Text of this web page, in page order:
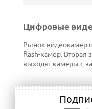
Цифровые
Рынок видеокамер
flash-камер. Вторая
выходят камеры с